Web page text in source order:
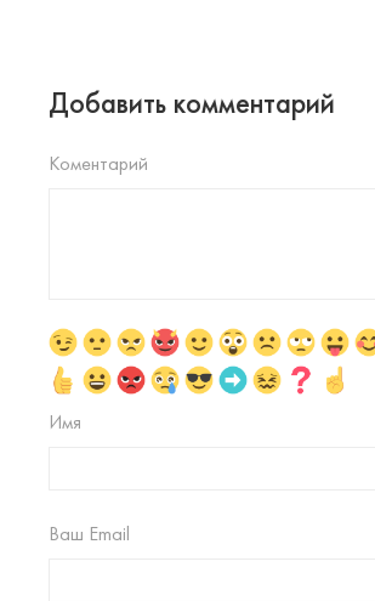
Добавить комментарий
Коментарий
Имя
Ваш Email